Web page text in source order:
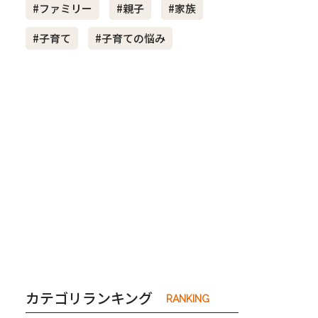
夫婦 #産休
#ファミリー
#親子
#家族
#子育て
#子育ての悩み
カテゴリランキング RANKING